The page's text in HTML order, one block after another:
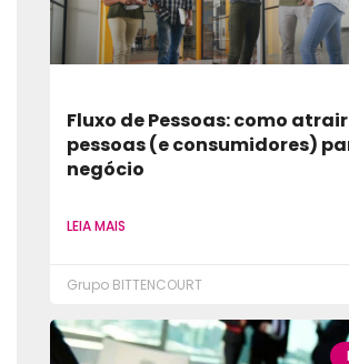
Fluxo de Pessoas: como
pessoas (e consumidores)
negócio
LEIA MAIS
Grupo BITTENCOURT